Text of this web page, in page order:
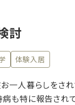
討
体験入居
一人暮らしをさ
も特に報告され